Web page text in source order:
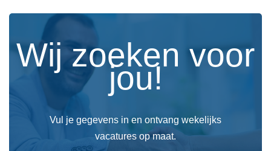
Wij zoeken voor
jou!
Vul je gegevens in en ontvang wekelijks
vacatures op maat.